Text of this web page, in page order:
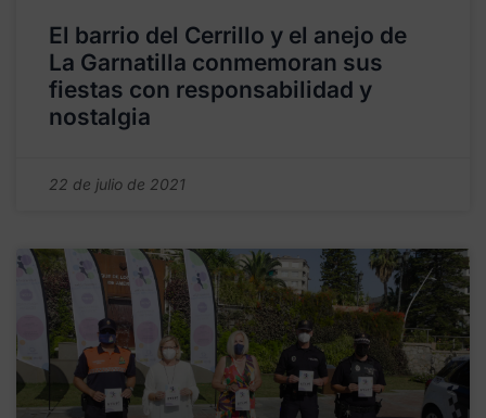
El barrio del Cerrillo y el anejo de
La Garnatilla conmemoran sus
fiestas con responsabilidad y
nostalgia
22 de julio de 2021